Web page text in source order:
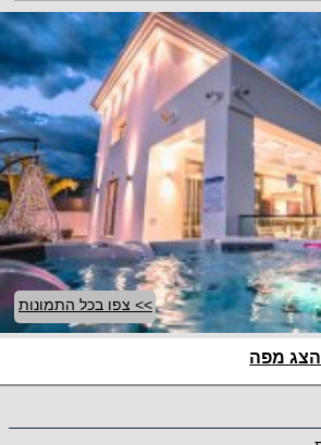
>> צפו בכל התמונות
הצג מפה